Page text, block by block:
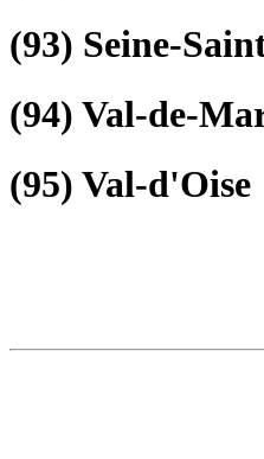
(93) Seine-
(94) Val-de-
(95) Val-d'Oise